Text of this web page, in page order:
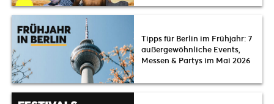
Tipps für Berlin im Frühjahr: 7
außergewöhnliche Events,
Messen & Partys im Mai 2026